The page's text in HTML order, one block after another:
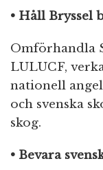
• Håll Bryssel
Omförhandla
LULUCF,
nationell
och svenska
skog.
• Bevara